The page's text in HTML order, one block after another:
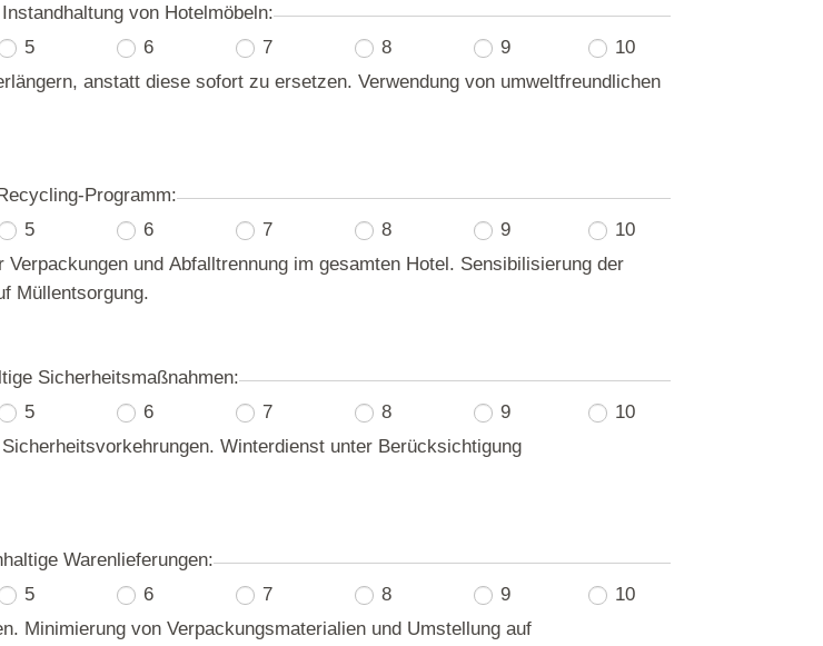
von Hotelmöbeln:
5 6 7 8 9
10
anstatt diese sofort zu ersetzen. Verwendung von umweltfreundlichen
Programm:
5 6 7 8 9
10
und Abfalltrennung im gesamten Hotel. Sensibilisierung der
Müllentsorgung.
Sicherheitsmaßnahmen:
5 6 7 8 9
10
Winterdienst unter Berücksichtigung
Warenlieferungen:
5 6 7 8 9
10
Minimierung von Verpackungsmaterialien und Umstellung auf